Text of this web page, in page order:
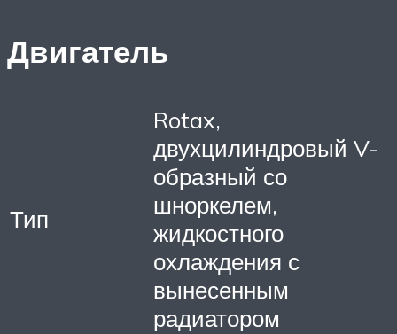
Двигатель
Тип
Rotax,
двухцилиндровый V-
образный со
шноркелем,
жидкостного
охлаждения с
вынесенным
радиатором